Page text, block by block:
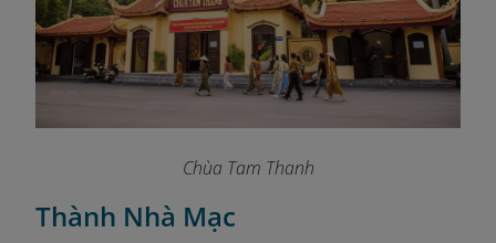
Chùa Tam Thanh
Thành Nhà Mạc